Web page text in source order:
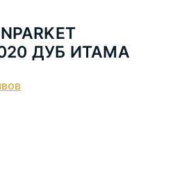
ДУБ ИТАМА